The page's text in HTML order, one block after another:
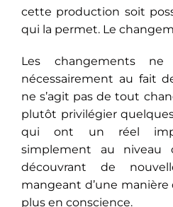
cette production soit
qui la permet. Le
Les changements ne
nécessairement au fait
ne s’agit pas de tout
plutôt privilégier
qui ont un réel
simplement au niveau
découvrant de
mangeant d’une manière
plus en conscience.